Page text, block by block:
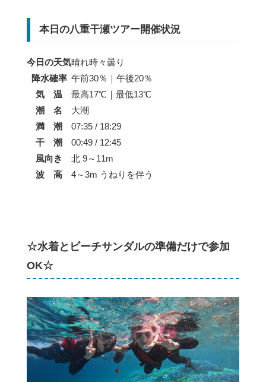
本日の八重干瀬ツアー開催状況
今日の天気晴れ時々曇り
降水確率 午前30％｜午後20％
気 温
最高17℃｜最低13℃
潮 名
大潮
満 潮
07:35 / 18:29
干 潮
00:49 / 12:45
風向き
北 9～11m
波 高
4～3m うねりを伴う
☆水着とビーチサンダルの準備だけで参加
OK☆